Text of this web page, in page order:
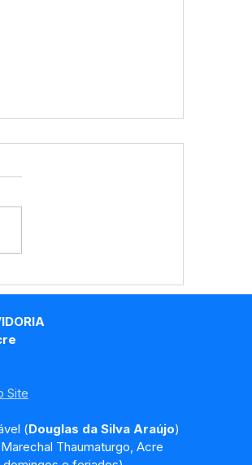
de Licitação
Site
(Douglas da Silva Araújo)
Thaumaturgo, Acre